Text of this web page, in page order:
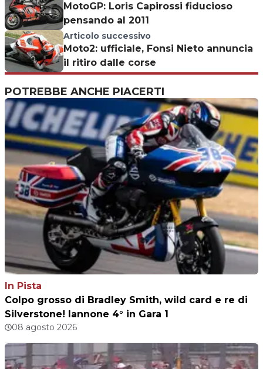
MotoGP: Loris Capirossi fiducioso
pensando al 2011
Articolo successivo
Moto2: ufficiale, Fonsi Nieto annuncia
il ritiro dalle corse
POTREBBE ANCHE PIACERTI
In Pista
Colpo grosso di Bradley Smith, wild card e re di
Silverstone! Iannone 4° in Gara 1
08 agosto 2026